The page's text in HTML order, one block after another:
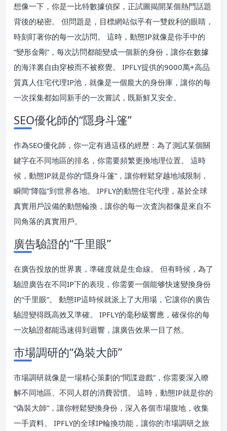
想像一下，你是一比特數據偵探，正試圖揭開某個熱門話題
背後的秘密。 但問題是，目標網站似乎有一雙銳利的眼睛，
時刻盯著你的每一次訪問。 這時，動態IP就像是你手中的
“變形金剛”，每次訪問都能變成一個新的身份，讓你在數據
的海洋裏自由穿梭而不被察覺。 IPFLY提供的9000萬+高品
質真人住宅代理IP池，就像是一個龐大的身份庫，讓你的每
一次採集都如同新手的一次嘗試，既新鮮又安全。
SEO優化師的“隱身斗篷”
作為SEO優化師，你一定有過這樣的經歷：為了測試某個關
鍵字在不同地區的排名，你需要頻繁更換地理位置。 這時
候，動態IP就是你的“隱身斗篷”，讓你輕鬆穿越地域限制，
瞬間“降臨”到世界各地。 IPFLY的動態住宅代理，基於全球
真實用戶設備的動態輪換，讓你的每一次査詢都像是來自不
同角落的真實用戶。
廣告驗證的“千里眼”
在廣告投放的世界裏，準確度就是生命線。 但有時候，為了
驗證廣告在不同IP下的表現，你需要一個能够快速變換身份
的“千里眼”。 動態IP這時候就派上了大用場，它讓你的廣告
驗證變得既高效又準確。 IPFLY的毫秒級響應，確保你的每
一次驗證都能迅速得到迴響，讓廣告效果一目了然。
市場調研的“偽裝大師”
市場調研就像是一場精心策劃的“間諜遊戲”，你需要深入瞭
解不同地區、不同人群的消費習慣。 這時，動態IP就是你的
“偽裝大師”，讓你輕鬆變換身份，深入各個市場腹地，收集
一手資料。 IPFLY的全球IP輪換功能，讓你的市場調研之旅